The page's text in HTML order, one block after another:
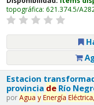
topográfica: 621.374.5/
Estacion
provincia deRío
por Agua y Energía Eléctrica,